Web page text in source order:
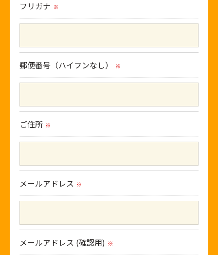
の措置をとり、適切な監督を行います。
う、適切に安全管理対策を実施します。
当社のサービスをご提供できない場合がござい
ますので予めご了承ください。
＜個人情報の開示･訂正・削除･利用停止の手続
について＞
フリガナ ※
郵便番号（ハイフンなし） ※
ご住所 ※
メールアドレス ※
メールアドレス (確認用) ※